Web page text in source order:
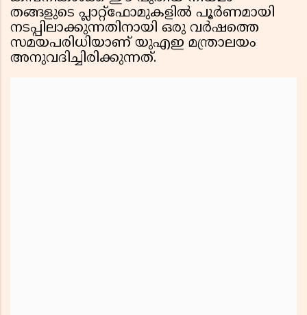
തങ്ങളുടെ പ്ലാറ്റ്‌ഫോമുകളിൽ പൂർണമായി
നടപ്പിലാക്കുന്നതിനായി ഒരു വർഷത്തെ
സമയപരിധിയാണ് യുഎഇ മന്ത്രാലയം
അനുവദിച്ചിരിക്കുന്നത്.